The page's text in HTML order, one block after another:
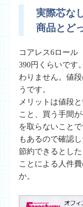
実際芯な
商品とど
コアレス6ロール
390円くらいです
わりません。値
うです。
メリットは値段
こと、買う手間
を取らないこと
もあるので確認
節約できるとし
ことによる人件
か。